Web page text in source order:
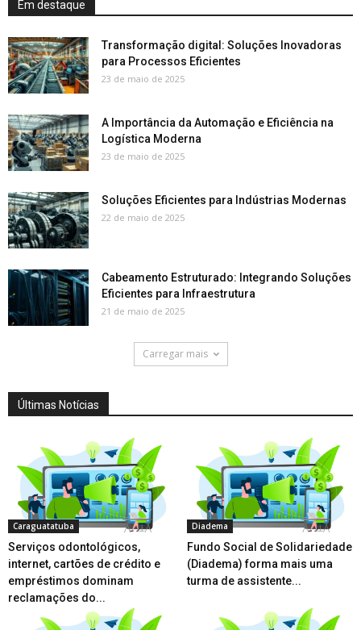
Em destaque
Transformação digital: Soluções Inovadoras
para Processos Eficientes
23 de maio de 2025
A Importância da Automação e Eficiência na
Logística Moderna
23 de maio de 2025
Soluções Eficientes para Indústrias Modernas
22 de maio de 2025
Cabeamento Estruturado: Integrando Soluções
Eficientes para Infraestrutura
21 de maio de 2025
Carregar mais
Últimas Notícias
Caraguatatuba
Serviços odontológicos,
internet, cartões de crédito e
empréstimos dominam
reclamações do...
Diadema
Fundo Social de Solidariedade
(Diadema) forma mais uma
turma de assistente...